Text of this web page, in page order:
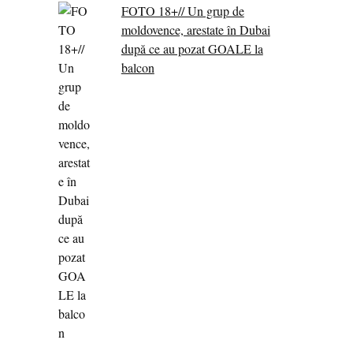
FOTO 18+// Un grup de
moldovence, arestate în Dubai
după ce au pozat GOALE la
balcon